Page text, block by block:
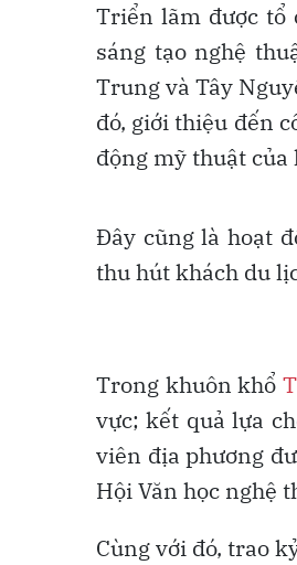
Triển lãm được tổ
sáng tạo nghệ
Trung và Tây
đó, giới thiệu đến
động mỹ thuật
Đây cũng là hoạt
thu hút khách du
Trong khuôn khổ
vực; kết quả lựa
viên địa phương
Hội Văn học nghệ
Cùng với đó, trao